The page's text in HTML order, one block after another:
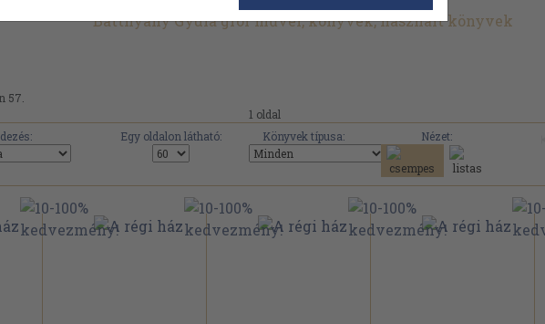
Batthyány Gyula gróf művei, könyvek, használt könyvek
57.
1 oldal
Egy oldalon látható: Könyvek típusa:
Nézet: